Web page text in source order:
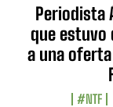
Periodista
que estuvo
a una
#NTF